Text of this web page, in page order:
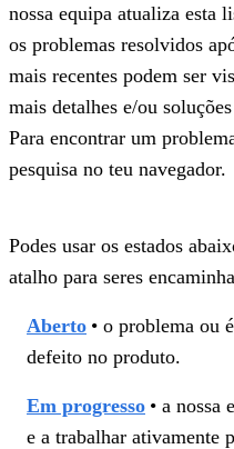
nossa equipa atualiza esta
os problemas resolvidos
mais recentes podem ser
mais detalhes e/ou
Para encontrar um
pesquisa no teu navegador.
Podes usar os estados
atalho para seres
Aberto • o problema ou
defeito no produto.
Em progresso • a nossa
e a trabalhar ativamente